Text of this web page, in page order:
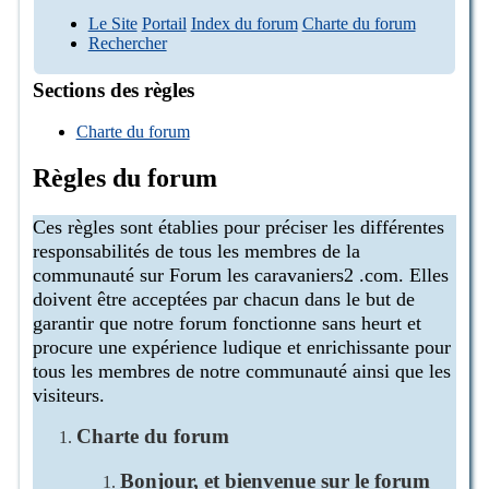
Le Site Portail Index du forum Charte du forum
Rechercher
Sections des règles
Charte du forum
Règles du forum
Ces règles sont établies pour préciser les différentes
responsabilités de tous les membres de la
communauté sur Forum les caravaniers2 .com. Elles
doivent être acceptées par chacun dans le but de
garantir que notre forum fonctionne sans heurt et
procure une expérience ludique et enrichissante pour
tous les membres de notre communauté ainsi que les
visiteurs.
Charte du forum
Bonjour, et bienvenue sur le forum